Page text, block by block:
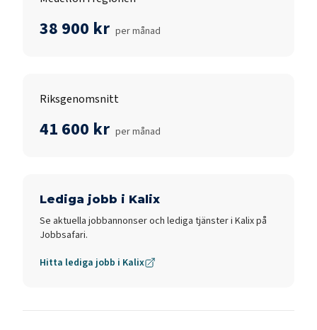
38 900 kr per månad
Riksgenomsnitt
41 600 kr per månad
Lediga jobb i Kalix
Se aktuella jobbannonser och lediga tjänster i Kalixpå
Jobbsafari.
Hitta lediga jobb i Kalix